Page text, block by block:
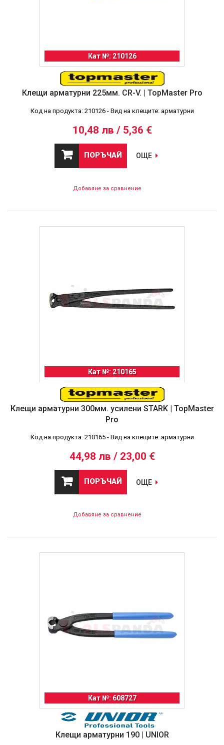
Кат №: 210126
Клещи арматурни 225мм. CR-V. | TopMaster Pro
Код на продукта: 210126 - Вид на клещите: арматурни
10,48 лв / 5,36 €
ПОРЪЧАЙ ОЩЕ
Добавяне за сравнение
Кат №: 210165
Клещи арматурни 300мм. усилени STARK | TopMaster
Pro
Код на продукта: 210165 - Вид на клещите: арматурни
44,98 лв / 23,00 €
ПОРЪЧАЙ ОЩЕ
Добавяне за сравнение
Кат №: 608727
Клещи арматурни 190 | UNIOR